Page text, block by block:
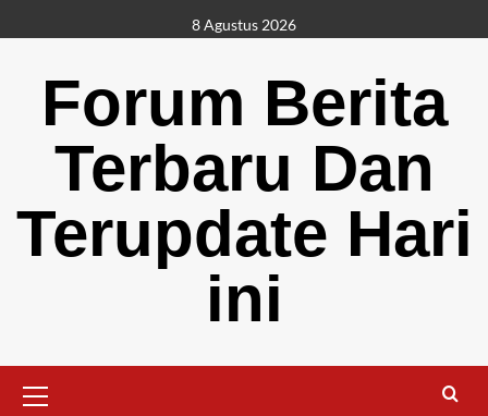
to
8 Agustus 2026
Forum Berita
Terbaru Dan
Terupdate Hari
ini
Menu